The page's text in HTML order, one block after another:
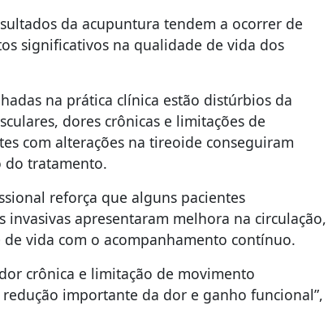
da acupuntura tendem a ocorrer de
significativos na qualidade de vida dos
na prática clínica estão distúrbios da
dores crônicas e limitações de
com alterações na tireoide conseguiram
do tratamento.
reforça que alguns pacientes
apresentaram melhora na circulação,
vida com o acompanhamento contínuo.
crônica e limitação de movimento
importante da dor e ganho funcional”,